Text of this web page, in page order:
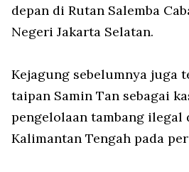
depan di Rutan Salemba
Negeri Jakarta Selatan.
Kejagung sebelumnya juga
taipan Samin Tan sebagai
pengelolaan tambang ilegal
Kalimantan Tengah pada